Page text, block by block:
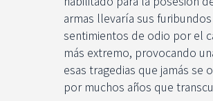
armas llevaría sus furibundos
sentimientos de odio por el
más extremo, provocando
esas tragedias que jamás se
por muchos años que